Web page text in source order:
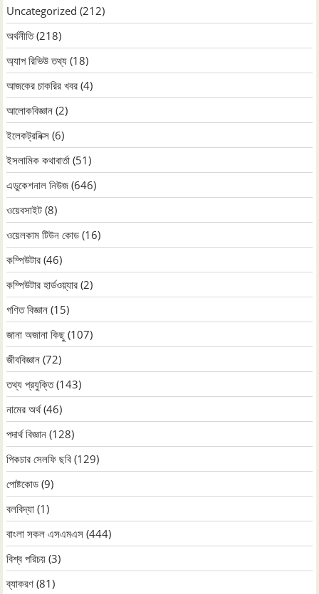
Uncategorized (212)
অর্থনীতি(218)
অ্যাপ রিভিউ তথ্য (18)
আজকের চাকরির খবর (4)
আলোকবিজ্ঞান (2)
ইলেকট্রনিক্স (6)
ইসলামিক কথাবার্তা (51)
এডুকেশনাল নিউজ (646)
ওয়েবসাইট (8)
ওয়েলকাম টিউন কোড (16)
কম্পিউটার (46)
কম্পিউটার হার্ডওয়্যার (2)
গণিত বিজ্ঞান (15)
জানা অজানা কিছু (107)
জীববিজ্ঞান (72)
তথ্য প্রযুক্তি(143)
নামের অর্থ(46)
পদার্থ বিজ্ঞান (128)
পিকচার সেলফি ছবি (129)
পোষ্টকোড (9)
বলবিদ্যা (1)
বাংলা সকল এসএমএস (444)
বিশ্ব পরিচয় (3)
ব্যাকরণ (81)